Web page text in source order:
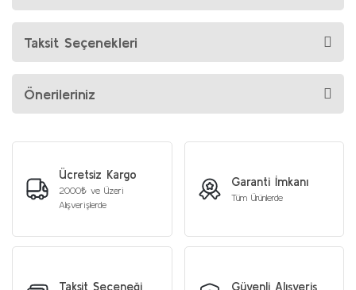
Taksit Seçenekleri
Önerileriniz
Ücretsiz Kargo
2000₺ ve Üzeri
Alışverişlerde
Garanti İmkanı
Tüm Ürünlerde
Taksit Seçeneği Güvenli Alışveriş